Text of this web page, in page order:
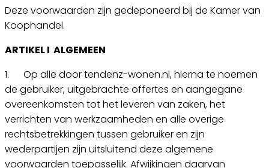
Deze voorwaarden zijn gedeponeerd bij de Kamer van
Koophandel.
ARTIKEL I ALGEMEEN
1. Op alle door tendenz-wonen.nl, hierna te noemen
de gebruiker, uitgebrachte offertes en aangegane
overeenkomsten tot het leveren van zaken, het
verrichten van werkzaamheden en alle overige
rechtsbetrekkingen tussen gebruiker en zijn
wederpartijen zijn uitsluitend deze algemene
voorwaarden toepasselijk. Afwijkingen daarvan